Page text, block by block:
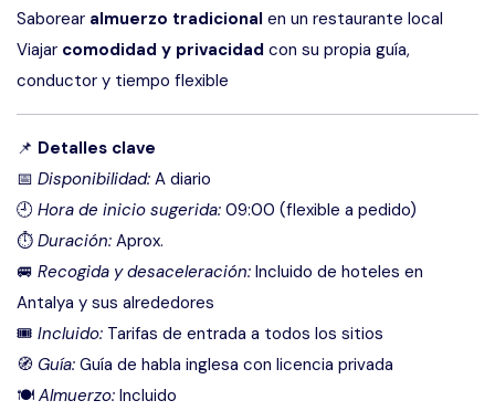
Saborear almuerzo tradicional en un restaurante local
Viajar comodidad y privacidad con su propia guía,
conductor y tiempo flexible
📌 Detalles clave
📅 Disponibilidad: A diario
🕘 Hora de inicio sugerida: 09:00 (flexible a pedido)
⏱ Duración: Aprox.
🚐 Recogida y desaceleración: Incluido de hoteles en
Antalya y sus alrededores
🎟 Incluido: Tarifas de entrada a todos los sitios
🧭 Guía: Guía de habla inglesa con licencia privada
🍽 Almuerzo: Incluido